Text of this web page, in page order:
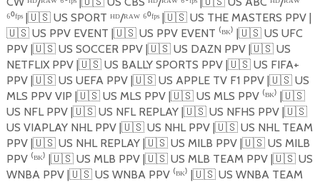
⁶⁰ᶠᵖˢ |🇺🇸US SPORT ᴴᴰ/ᴿᴬᵂ ⁶⁰ᶠᵖˢ |🇺🇸US THE MASTERS PPV |
🇺🇸US PPV EVENT |🇺🇸US PPV EVENT ⁽ᴮᴷ⁾ |🇺🇸US UFC
PPV |🇺🇸US SOCCER PPV |🇺🇸US DAZN PPV |🇺🇸US
NETFLIX PPV |🇺🇸US BALLY SPORTS PPV |🇺🇸US FIFA+
PPV |🇺🇸US UEFA PPV |🇺🇸US APPLE TV F1 PPV |🇺🇸US
MLS PPV VIP |🇺🇸US MLS PPV |🇺🇸US MLS PPV ⁽ᴮᴷ⁾ |🇺🇸
US NFL PPV |🇺🇸US NFL REPLAY |🇺🇸US NFHS PPV |🇺🇸
US VIAPLAY NHL PPV |🇺🇸US NHL PPV |🇺🇸US NHL TEAM
PPV |🇺🇸US NHL REPLAY |🇺🇸US MILB PPV |🇺🇸US MILB
PPV ⁽ᴮᴷ⁾ |🇺🇸US MLB PPV |🇺🇸US MLB TEAM PPV |🇺🇸US
WNBA PPV |🇺🇸US WNBA PPV ⁽ᴮᴷ⁾ |🇺🇸US WNBA TEAM